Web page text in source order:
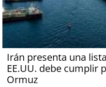
Irán presenta una
EE.UU. debe cumplir
Ormuz